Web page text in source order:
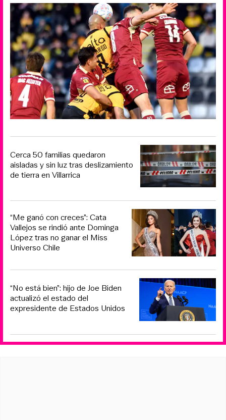
Cerca 50 familias quedaron
aisladas y sin luz tras deslizamiento
de tierra en Villarrica
“Me ganó con creces”: Cata
Vallejos se rindió ante Dominga
López tras no ganar el Miss
Universo Chile
“No está bien”: hijo de Joe Biden
actualizó el estado del
expresidente de Estados Unidos